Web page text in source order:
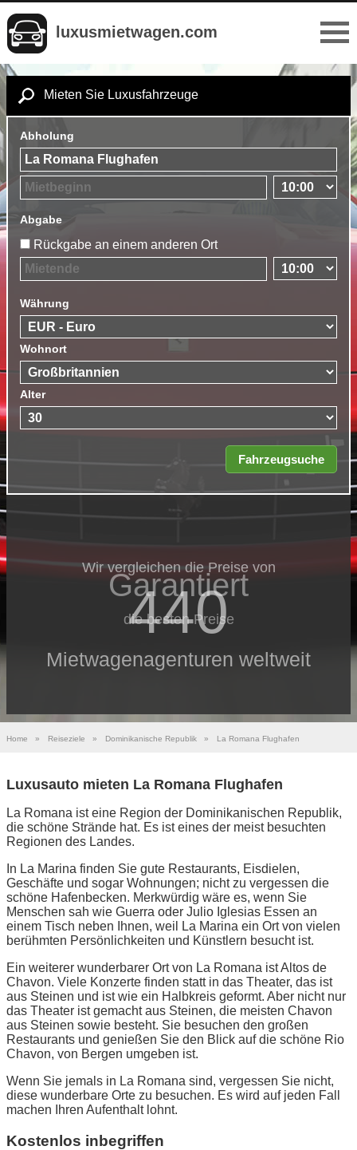
luxusmietwagen.com
Mieten Sie Luxusfahrzeuge
Abholung
Abgabe
Rückgabe an einem anderen Ort
Währung
Wohnort
Alter
Wir vergleichen die Preise von
440
Mietwagenagenturen weltweit
Garantiert
die besten Preise
Home » Reiseziele » Dominikanische Republik » La Romana Flughafen
Luxusauto mieten La Romana Flughafen
La Romana ist eine Region der Dominikanischen Republik,
die schöne Strände hat. Es ist eines der meist besuchten
Regionen des Landes.
In La Marina finden Sie gute Restaurants, Eisdielen,
Geschäfte und sogar Wohnungen; nicht zu vergessen die
schöne Hafenbecken. Merkwürdig wäre es, wenn Sie
Menschen sah wie Guerra oder Julio Iglesias Essen an
einem Tisch neben Ihnen, weil La Marina ein Ort von vielen
berühmten Persönlichkeiten und Künstlern besucht ist.
Ein weiterer wunderbarer Ort von La Romana ist Altos de
Chavon. Viele Konzerte finden statt in das Theater, das ist
aus Steinen und ist wie ein Halbkreis geformt. Aber nicht nur
das Theater ist gemacht aus Steinen, die meisten Chavon
aus Steinen sowie besteht. Sie besuchen den großen
Restaurants und genießen Sie den Blick auf die schöne Rio
Chavon, von Bergen umgeben ist.
Wenn Sie jemals in La Romana sind, vergessen Sie nicht,
diese wunderbare Orte zu besuchen. Es wird auf jeden Fall
machen Ihren Aufenthalt lohnt.
Kostenlos inbegriffen